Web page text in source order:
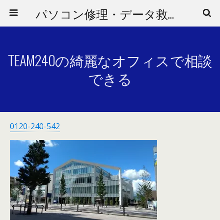
パソコン修理・データ救出はお任せ！海老名・相模原・横浜市関内駅そば
TEAM240の綺麗なオフィスで相談
できる
0120-240-542